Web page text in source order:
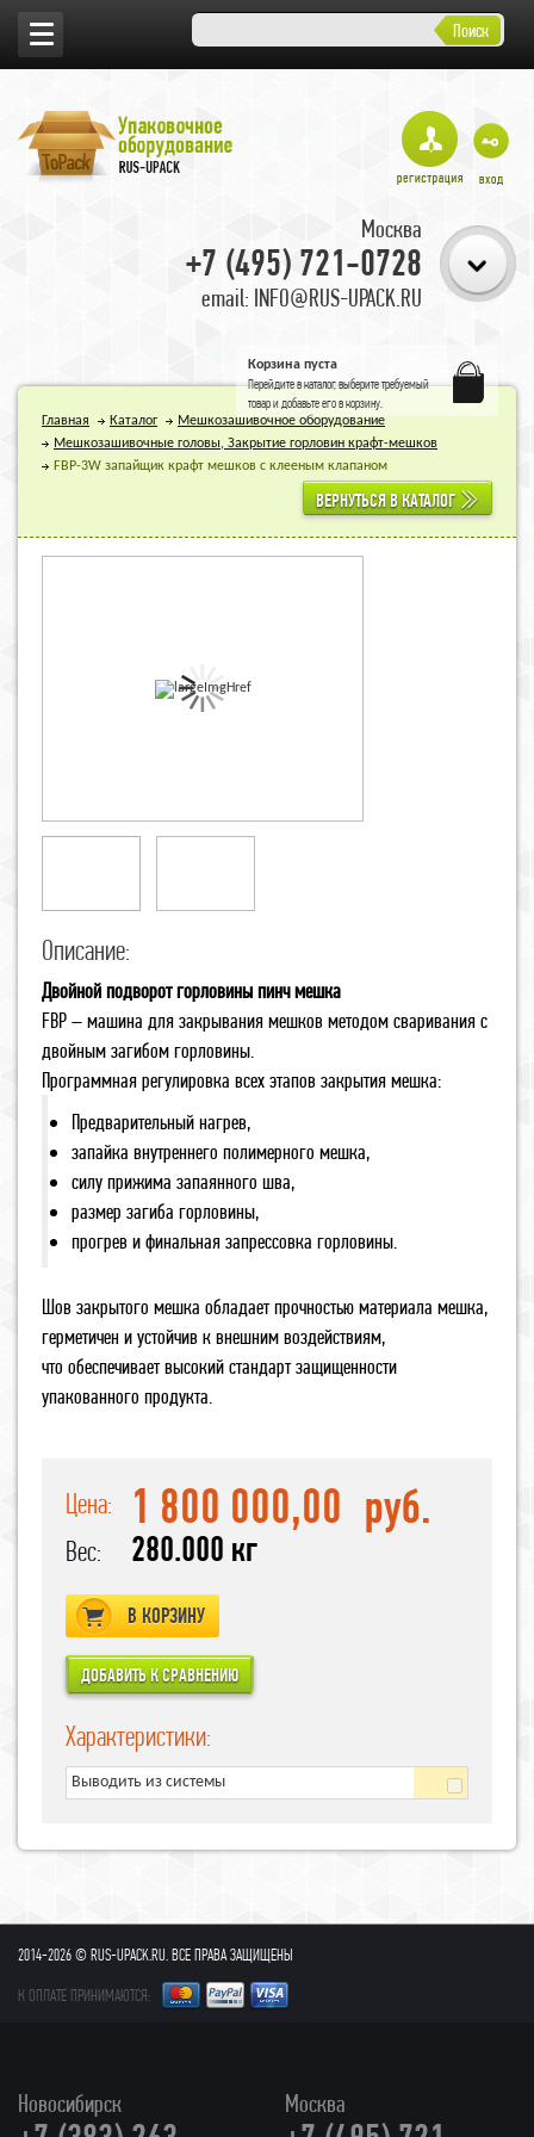
Поиск
Москва
+7 (495) 721-0728
email: INFO@RUS-UPACK.RU
Корзина пуста
Перейдите вкаталог, выберите требуемый
товар и добавьте его в корзину.
Главная Каталог
Мешкозашивочное оборудование
Мешкозашивочные головы, Закрытие горловин крафт-мешков
FBP-3W запайщик крафт мешков с клееным клапаном
ВЕРНУТЬСЯ В КАТАЛОГ
Описание:
Двойной подворот горловины пинч мешка
FBP – машина для закрывания мешков методом сваривания с
двойным загибом горловины.
Программная регулировка всех этапов закрытия мешка:
Предварительный нагрев,
запайка внутреннего полимерного мешка,
силу прижима запаянного шва,
размер загиба горловины,
прогрев и финальная запрессовка горловины.
Шов закрытого мешка обладает прочностью материала мешка,
герметичен и устойчив к внешним воздействиям,
что обеспечивает высокий стандарт защищенности
упакованного продукта.
Цена: 1 800 000,00 руб.
Вес: 280.000 кг
В КОРЗИНУ
Характеристики:
Выводить из системы
2014-2026 © RUS-UPACK.RU. ВСЕ ПРАВА ЗАЩИЩЕНЫ
К ОПЛАТЕ ПРИНИМАЮТСЯ:
Новосибирск Москва